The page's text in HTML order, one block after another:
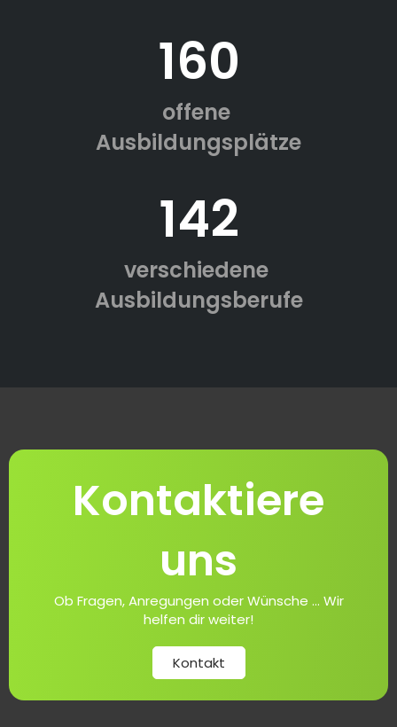
160
offene
Ausbildungsplätze
142
verschiedene
Ausbildungsberufe
Kontaktiere
uns
Ob Fragen, Anregungen oder Wünsche ... Wir
helfen dir weiter!
Kontakt